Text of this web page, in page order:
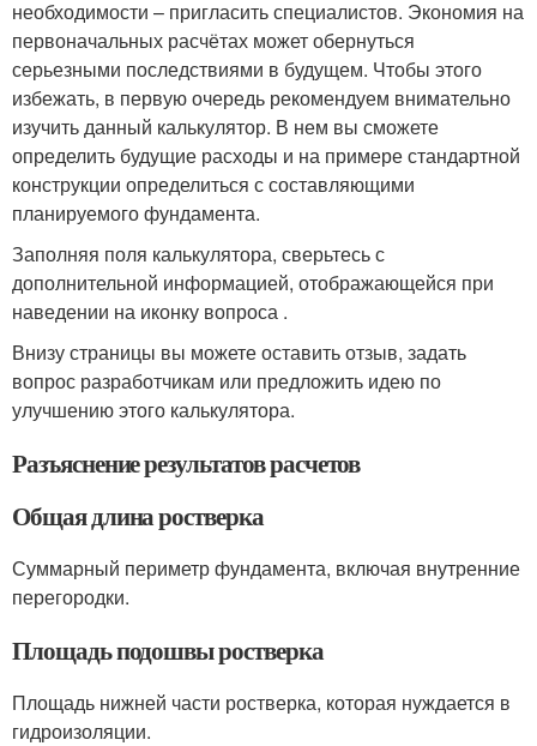
необходимости – пригласить специалистов. Экономия на
первоначальных расчётах может обернуться
серьезными последствиями в будущем. Чтобы этого
избежать, в первую очередь рекомендуем внимательно
изучить данный калькулятор. В нем вы сможете
определить будущие расходы и на примере стандартной
конструкции определиться с составляющими
планируемого фундамента.
Заполняя поля калькулятора, сверьтесь с
дополнительной информацией, отображающейся при
наведении на иконку вопроса .
Внизу страницы вы можете оставить отзыв, задать
вопрос разработчикам или предложить идею по
улучшению этого калькулятора.
Разъяснение результатов расчетов
Общая длина ростверка
Суммарный периметр фундамента, включая внутренние
перегородки.
Площадь подошвы ростверка
Площадь нижней части ростверка, которая нуждается в
гидроизоляции.